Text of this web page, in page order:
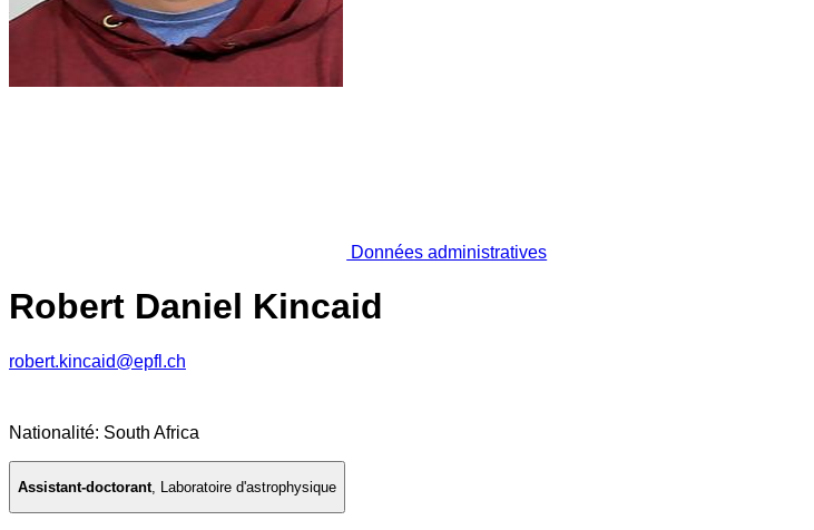
Données administratives
Robert Daniel Kincaid
robert.kincaid@epfl.ch
Nationalité: South Africa
Assistant-doctorant, Laboratoire d'astrophysique